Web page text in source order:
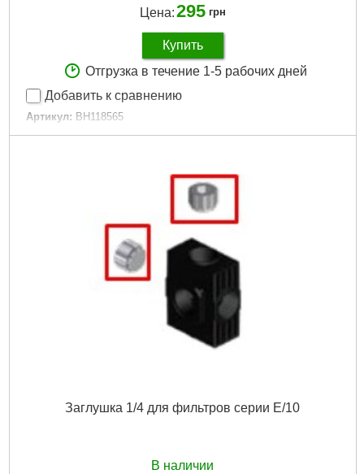
Цена:295 грн
Купить
Отгрузка в течение 1-5 рабочих дней
Добавить к сравнению
Артикул: BH118565
Код товара: 25.15.60
Подробнее...
Заглушка 1/4 для фильтров серии E/10
В наличии